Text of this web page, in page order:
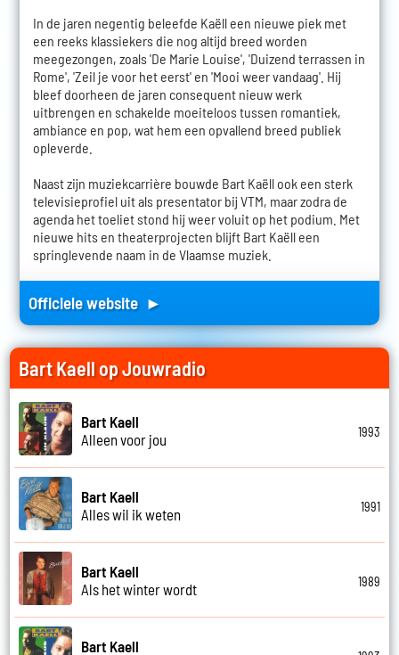
In de jaren negentig beleefde Kaëll een nieuwe piek met
een reeks klassiekers die nog altijd breed worden
meegezongen, zoals 'De Marie Louise', 'Duizend terrassen in
Rome', 'Zeil je voor het eerst' en 'Mooi weer vandaag'. Hij
bleef doorheen de jaren consequent nieuw werk
uitbrengen en schakelde moeiteloos tussen romantiek,
ambiance en pop, wat hem een opvallend breed publiek
opleverde.
Naast zijn muziekcarrière bouwde Bart Kaëll ook een sterk
televisieprofiel uit als presentator bij VTM, maar zodra de
agenda het toeliet stond hij weer voluit op het podium. Met
nieuwe hits en theaterprojecten blijft Bart Kaëll een
springlevende naam in de Vlaamse muziek.
Officiele website ►
Bart Kaell op Jouwradio
Bart Kaell
Alleen voor jou
1993
Bart Kaell
Alles wil ik weten
1991
Bart Kaell
Als het winter wordt
1989
Bart Kaell